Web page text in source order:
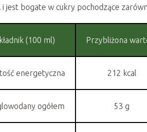
i jest bogate w cukry pochodzące
(100 ml) Przybliżona
energetyczna 212 kcal
ogółem 53 g